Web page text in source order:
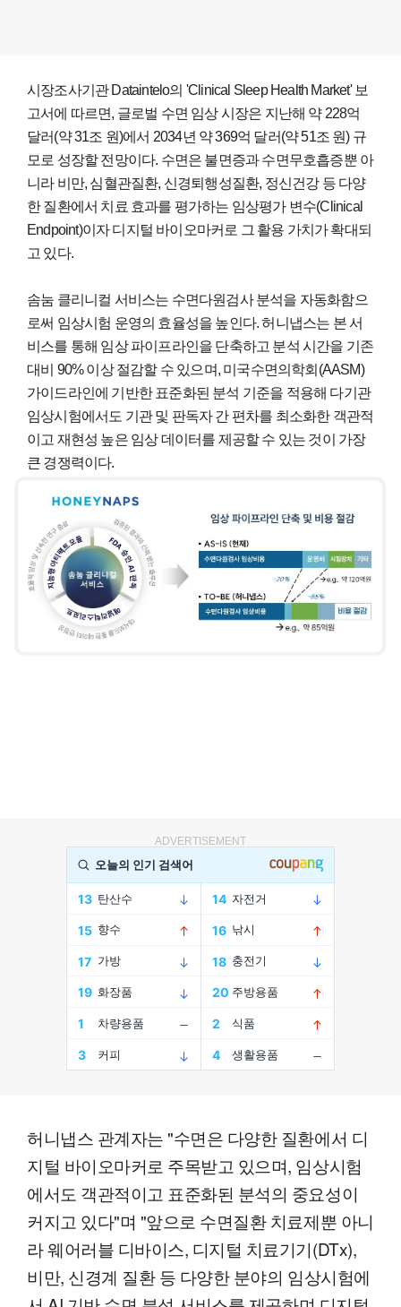
시장조사기관 Dataintelo의 'Clinical Sleep Health Market' 보
고서에 따르면, 글로벌 수면 임상 시장은 지난해 약 228억
달러(약 31조 원)에서 2034년 약 369억 달러(약 51조 원) 규
모로 성장할 전망이다. 수면은 불면증과 수면무호흡증뿐 아
니라 비만, 심혈관질환, 신경퇴행성질환, 정신건강 등 다양
한 질환에서 치료 효과를 평가하는 임상평가 변수(Clinical
Endpoint)이자 디지털 바이오마커로 그 활용 가치가 확대되
고 있다.
솜눔 클리니컬 서비스는 수면다원검사 분석을 자동화함으
로써 임상시험 운영의 효율성을 높인다. 허니냅스는 본 서
비스를 통해 임상 파이프라인을 단축하고 분석 시간을 기존
대비 90% 이상 절감할 수 있으며, 미국수면의학회(AASM)
가이드라인에 기반한 표준화된 분석 기준을 적용해 다기관
임상시험에서도 기관 및 판독자 간 편차를 최소화한 객관적
이고 재현성 높은 임상 데이터를 제공할 수 있는 것이 가장
큰 경쟁력이다.
ADVERTISEMENT
허니냅스 관계자는 "수면은 다양한 질환에서 디
지털 바이오마커로 주목받고 있으며, 임상시험
에서도 객관적이고 표준화된 분석의 중요성이
커지고 있다"며 "앞으로 수면질환 치료제뿐 아니
라 웨어러블 디바이스, 디지털 치료기기(DTx),
비만, 신경계 질환 등 다양한 분야의 임상시험에